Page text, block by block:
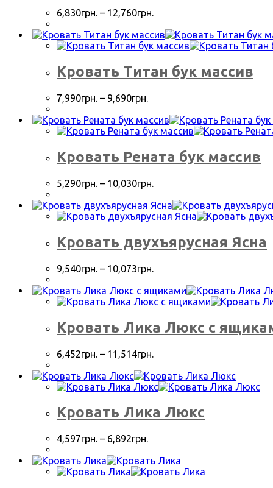
6,830грн. – 12,760грн.
Кровать Титан бук массив
7,990грн. – 9,690грн.
Кровать Рената бук массив
5,290грн. – 10,030грн.
Кровать двухъярусная Ясна
9,540грн. – 10,073грн.
Кровать Лика Люкс с
6,452грн. – 11,514грн.
Кровать Лика Люкс
4,597грн. – 6,892грн.